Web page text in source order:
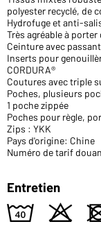
polyester recyclé, de
Hydrofuge et anti-
Très agréable à
Ceinture avec
Inserts pour
CORDURA®
Coutures avec triple
Poches, plusieurs
1 poche zippée
Poches pour règle,
Zips : YKK
Pays d'origine: Chine
Numéro de tarif
Entretien
8 o